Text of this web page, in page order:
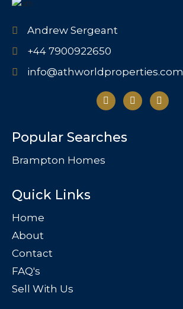
Andrew Sergeant
+44 7900922650
info@athworldproperties.com
Popular Searches
Brampton Homes
Quick Links
Home
About
Contact
FAQ's
Sell With Us